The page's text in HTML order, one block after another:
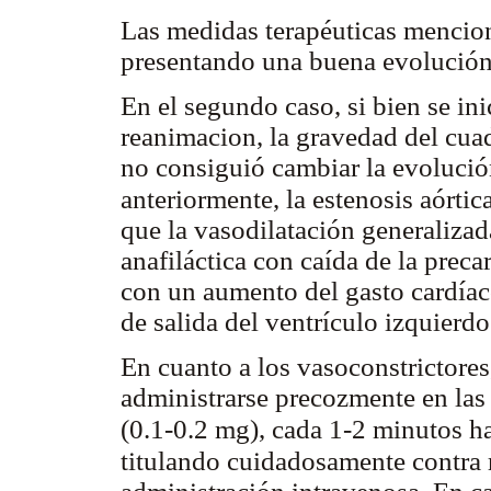
Las medidas terapéuticas
presentando una buena
En el segundo caso, si bien se
reanimacion, la gravedad del
no consiguió cambiar la
anteriormente, la estenosis
que la vasodilatación
anafiláctica con caída de la
con un aumento del gasto
de salida del ventrículo
En cuanto a los
administrarse precozmente en
(0.1-0.2 mg), cada 1-2 minutos
titulando cuidadosamente